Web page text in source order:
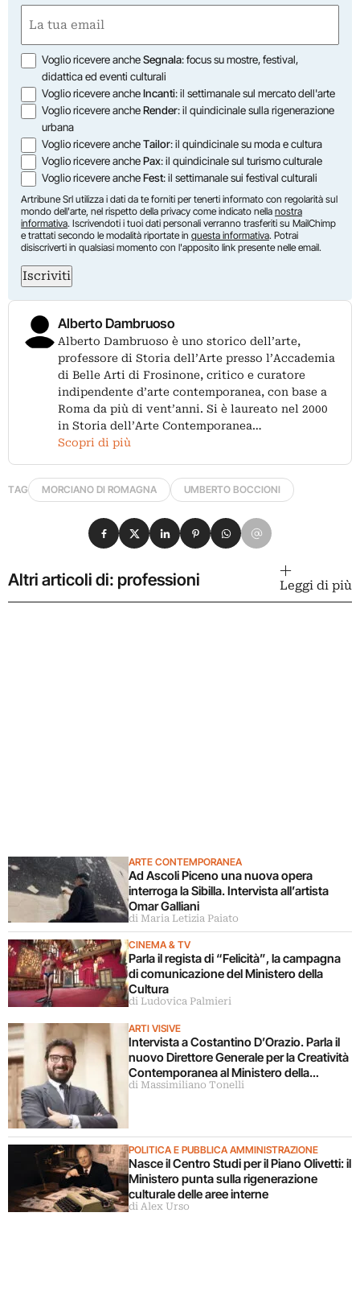
Nome
(Obbligatorio)
Opzioni
Voglio ricevere ancheSegnala: focus su mostre, festival,
didattica ed eventi culturali
Voglio ricevere ancheIncanti: il settimanale sul mercato dell'arte
Voglio ricevere ancheRender: il quindicinale sulla rigenerazione
urbana
Voglio ricevere ancheTailor: il quindicinale su moda e cultura
Voglio ricevere anchePax: il quindicinale sul turismo culturale
Voglio ricevere ancheFest: il settimanale sui festival culturali
Artribune Srl utilizza i dati da te forniti per tenerti informato con regolarità sul
mondo dell'arte, nel rispetto della privacy come indicato nella nostra
informativa. Iscrivendoti i tuoi dati personali verranno trasferiti su MailChimp
e trattati secondo le modalità riportate in questa informativa. Potrai
disiscriverti in qualsiasi momento con l'apposito link presente nelle email.
Iscriviti
Alberto Dambruoso
Alberto Dambruoso è uno storico dell’arte,
professore di Storia dell’Arte presso l’Accademia
di Belle Arti di Frosinone, critico e curatore
indipendente d’arte contemporanea, con base a
Roma da più di vent’anni. Si è laureato nel 2000
in Storia dell’Arte Contemporanea…
Scopri di più
TAG MORCIANO DI ROMAGNA UMBERTO BOCCIONI
Condividi su Facebook
Condividi su X
Condividi su LinkedIn
Condividi su Pinterest
Condividi su WhatsApp
Condividi su Email
Altri articoli di: professioni Leggi di più
ARTE CONTEMPORANEA
Ad Ascoli Piceno una nuova opera
interroga la Sibilla. Intervista all’artista
Omar Galliani
di Maria Letizia Paiato
CINEMA & TV
Parla il regista di “Felicità”, la campagna
di comunicazione del Ministero della
Cultura
di Ludovica Palmieri
ARTI VISIVE
Intervista a Costantino D’Orazio. Parla il
nuovo Direttore Generale per la Creatività
Contemporanea al Ministero della
Cultura
di Massimiliano Tonelli
POLITICA E PUBBLICA AMMINISTRAZIONE
Nasce il Centro Studi per il Piano Olivetti: il
Ministero punta sulla rigenerazione
culturale delle aree interne
di Alex Urso